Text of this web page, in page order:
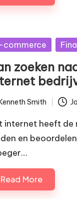
commerce
zoeken
Smith
internet heeft
en
Read More